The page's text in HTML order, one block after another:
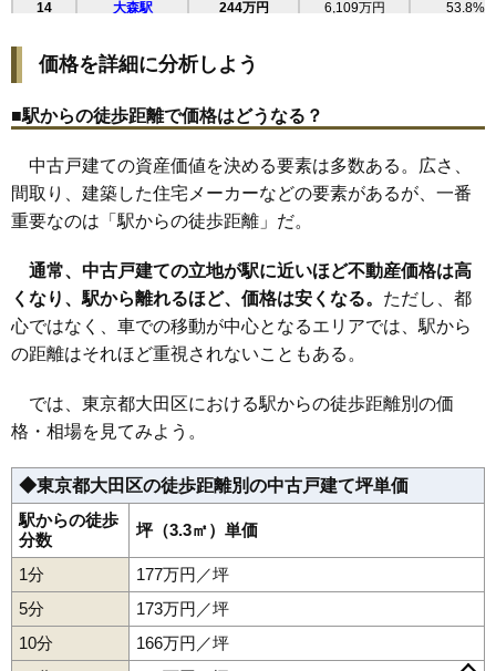
32 北糀谷 197万円 3,442万円 48.6%
34 西六郷 193万円
35 多摩川 192万円
37 下丸子 186万円 2,976万円 41.2%
南蒲田 178万円 3,206万円
40 大森西 173万円 3,119万円 45.9%
41 萩中 172万円 3,099万円 57.0%
42 大森南 165万円 2,641万円 52.8%
大森本町 165万円 2,469万円
44 本羽田 165万円 3,127万円 46.1%
45 蒲田
46 大森東 162万円 2,922万円 49.6%
47 仲六郷 162万円 3,077万円
48 羽田 160万円
49 東蒲田 155万円 2,330万円 39.0%
50 南六郷 154万円 2,463万円 51.0%
51 東糀谷 153万円 2,827万円 49.1%
52 蒲田本町 149万円 2,382万円 32.4%
14 大森駅 244万円 6,109万円 53.8%
16 池上駅 227万円
17 下丸子駅 227万円
19 鵜の木駅 214万円 3,853万円 46.3%
20 平和島駅 208万円 3,746万円 59.7%
21 蓮沼駅 205万円
22 矢口渡駅 196万円 4,106万円 55.7%
23 天空橋駅 196万円 3,127万円 55.1%
24 糀谷駅 195万円 3,702万円 55.2%
25 梅屋敷駅 193万円 3,090万円
26 京急蒲田駅 193万円 3,475万円 53.6%
27 雑色駅
29 蒲田駅 171万円 3,171万円
30 穴守稲荷駅 158万円
31 六郷土手駅 158万円 2,527万円 57.8%
32 157万円
価格を詳細に分析しよう
■駅からの徒歩距離で価格はどうなる？
中古戸建ての資産価値を決める要素は多数ある。広さ、
間取り、建築した住宅メーカーなどの要素があるが、一番
重要なのは「駅からの徒歩距離」だ。
通常、中古戸建ての立地が駅に近いほど不動産価格は高
くなり、駅から離れるほど、価格は安くなる。 ただし、都
心ではなく、車での移動が中心となるエリアでは、駅から
の距離はそれほど重視されないこともある。
では、東京都大田区における駅からの徒歩距離別の価
格・相場を見てみよう。
◆東京都大田区の徒歩距離別の中古戸建て坪単価
駅からの徒歩
分数
坪（3.3㎡）単価
1分
177万円／坪
5分
173万円／坪
10分
166万円／坪
池上 鵜の木大森北大森中
大森南蒲田蒲田本町上池台北糀谷北千束北馬込北嶺町
大森駅蒲田駅田園調布駅多摩川駅大岡山駅北千束駅長原駅